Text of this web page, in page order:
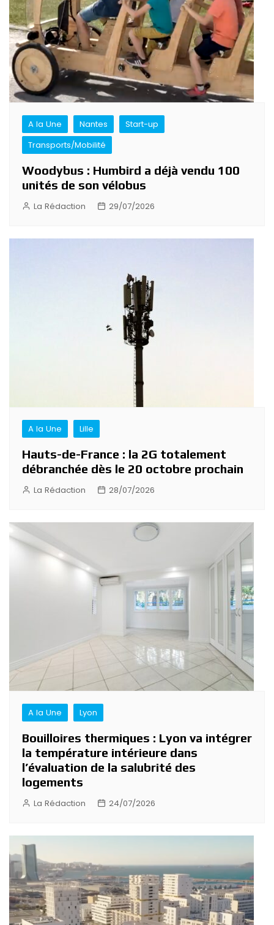
A la Une Nantes
Start-up
Transports/Mobilité
Woodybus : Humbird a déjà vendu 100
unités de son vélobus
La Rédaction 29/07/2026
A la Une Lille
Hauts-de-France : la 2G totalement
débranchée dès le 20 octobre prochain
La Rédaction 28/07/2026
A la Une Lyon
Bouilloires thermiques : Lyon va intégrer
la température intérieure dans
l’évaluation de la salubrité des
logements
La Rédaction 24/07/2026